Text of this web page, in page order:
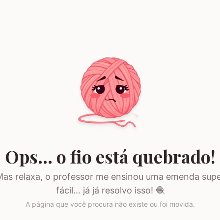
Ops… o fio está quebrado!
relaxa, o professor me ensinou uma emenda
fácil… já já resolvo isso! 🧶
A página que você procura não existe ou foi movida.